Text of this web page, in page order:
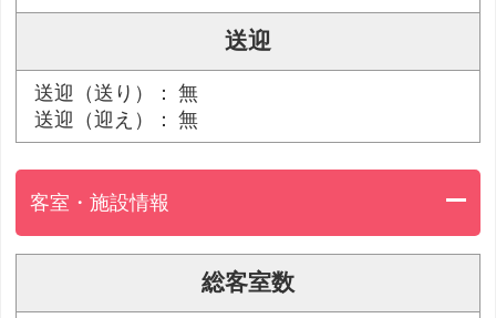
送迎
送迎（送り）： 無
送迎（迎え）： 無
客室・施設情報
総客室数